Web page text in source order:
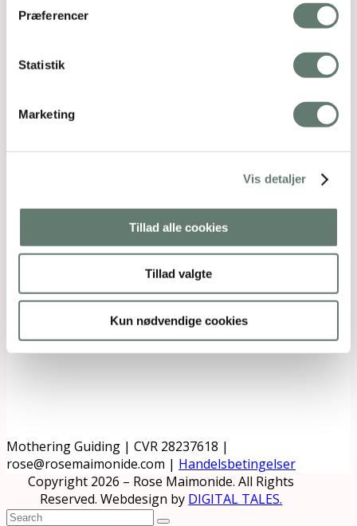
Præferencer
Statistik
Marketing
Vis detaljer
Tillad alle cookies
Tillad valgte
Kun nødvendige cookies
Downloads:full (1600x1067)|large (980x654)|
medium (300x200)|thumbnail (150x150)
Mothering Guiding | CVR 28237618 |
rose@rosemaimonide.com | Handelsbetingelser
Copyright 2026 – Rose Maimonide. All Rights
Reserved. Webdesign by DIGITAL TALES.